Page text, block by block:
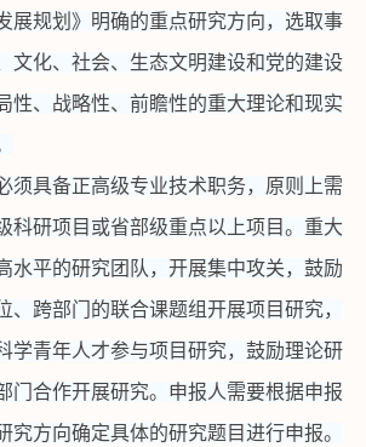
展规划》明确的重点研究方向，选取事
文化、社会、生态文明建设和党的建设
性、战略性、前瞻性的重大理论和现实
须具备正高级专业技术职务，原则上需
科研项目或省部级重点以上项目。重大
水平的研究团队，开展集中攻关，鼓励
、跨部门的联合课题组开展项目研究，
学青年人才参与项目研究，鼓励理论研
门合作开展研究。申报人需要根据申报
究方向确定具体的研究题目进行申报。